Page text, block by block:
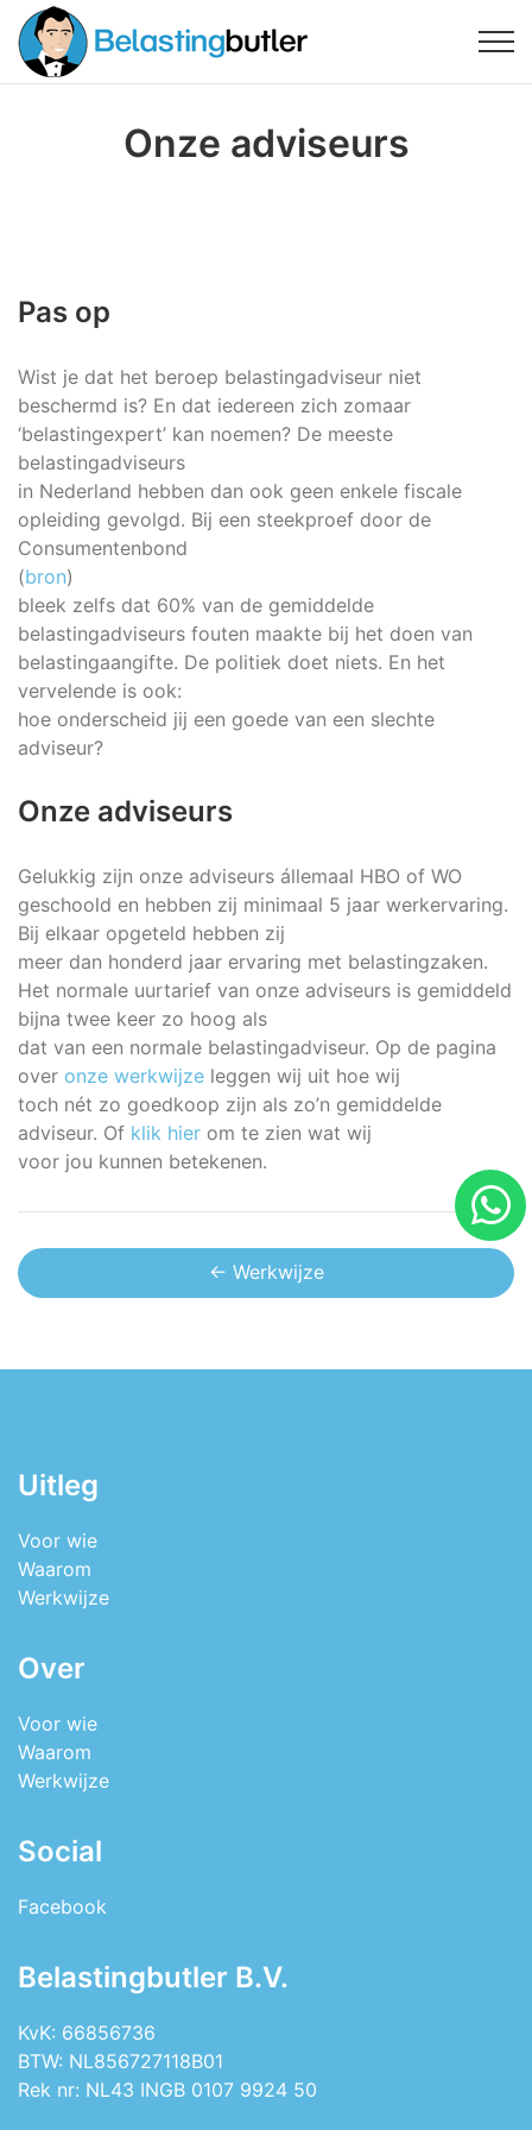
Onze adviseurs
Pas op
Wist je dat het beroep belastingadviseur niet
beschermd is? En dat iedereen zich zomaar
‘belastingexpert’ kan noemen? De meeste
belastingadviseurs
in Nederland hebben dan ook geen enkele fiscale
opleiding gevolgd. Bij een steekproef door de
Consumentenbond
(bron)
bleek zelfs dat 60% van de gemiddelde
belastingadviseurs fouten maakte bij het doen van
belastingaangifte. De politiek doet niets. En het
vervelende is ook:
hoe onderscheid jij een goede van een slechte
adviseur?
Onze adviseurs
Gelukkig zijn onze adviseurs állemaal HBO of WO
geschoold en hebben zij minimaal 5 jaar werkervaring.
Bij elkaar opgeteld hebben zij
meer dan honderd jaar ervaring met belastingzaken.
Het normale uurtarief van onze adviseurs is gemiddeld
bijna twee keer zo hoog als
dat van een normale belastingadviseur. Op de pagina
over onze werkwijze leggen wij uit hoe wij
toch nét zo goedkoop zijn als zo’n gemiddelde
adviseur. Of klik hier om te zien wat wij
voor jou kunnen betekenen.
← Werkwijze
Uitleg
Voor wie
Waarom
Werkwijze
Over
Voor wie
Waarom
Werkwijze
Social
Facebook
Belastingbutler B.V.
KvK: 66856736
BTW: NL856727118B01
Rek nr: NL43 INGB 0107 9924 50